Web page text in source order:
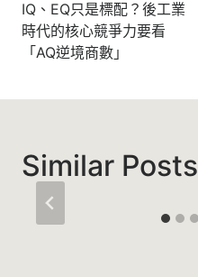
章
導
IQ、EQ只是標配？後工業
時代的核心競爭力要看
「AQ逆境商數」
Similar Posts